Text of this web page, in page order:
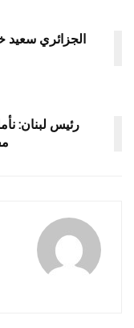
الجزائري سعيد
رئيس لبنان: